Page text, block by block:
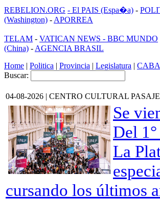
REBELION.ORG - El PAIS (Espa�a) -
(Washington) - APORREA
TELAM - VATICAN NEWS - BBC MUNDO
(China) - AGENCIA BRASIL
Home | Politica | Provincia | Legislatura | CABA
Buscar:
04-08-2026 | CENTRO CULTURAL
Se
Del
La
cursando los últimos